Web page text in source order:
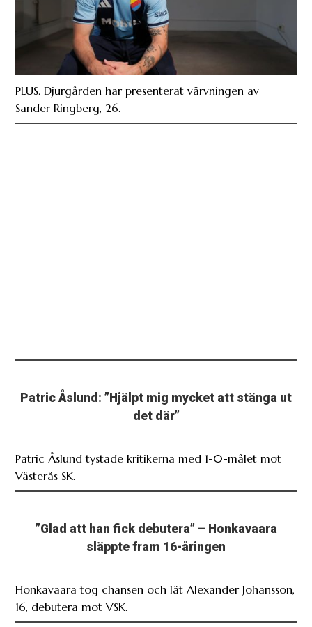
PLUS. Djurgården har presenterat värvningen av
Sander Ringberg, 26.
Patric Åslund: ”Hjälpt mig mycket att stänga ut
det där”
Patric Åslund tystade kritikerna med 1-0-målet mot
Västerås SK.
”Glad att han fick debutera” – Honkavaara
släppte fram 16-åringen
Honkavaara tog chansen och lät Alexander Johansson,
16, debutera mot VSK.